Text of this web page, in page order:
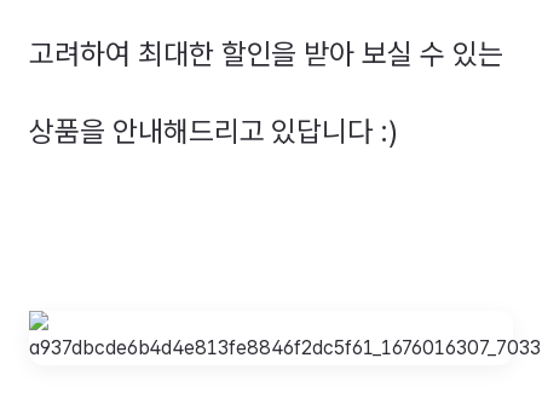
고려하여 최대한 할인을 받아 보실 수 있는
상품을 안내해드리고 있답니다 :)